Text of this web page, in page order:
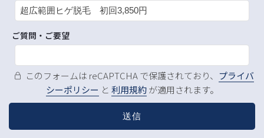
ご質問・ご要望
このフォームは reCAPTCHA で保護されており、
プライバ
シーポリシー と 利用規約が適用されます。